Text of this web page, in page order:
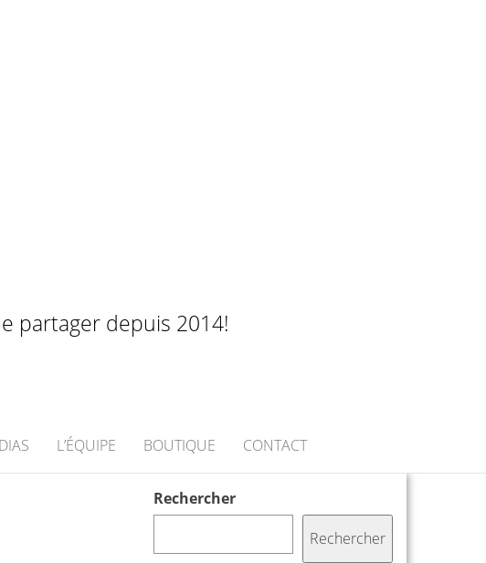
partager depuis 2014!
L’ÉQUIPE BOUTIQUE CONTACT
Rechercher
Rechercher